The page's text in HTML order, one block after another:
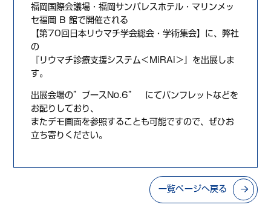
福岡国際会議場・福岡サンパレスホテル・マリンメッ
セ福岡 B 館で開催される
【第70回日本リウマチ学会総会・学術集会】に、弊社
の
『リウマチ診療支援システム＜MiRAi＞』を出展しま
す。
出展会場の”ブースNo.6” にてパンフレットなどを
お配りしており、
またデモ画面を参照することも可能ですので、ぜひお
立ち寄りください。
一覧ページへ戻る